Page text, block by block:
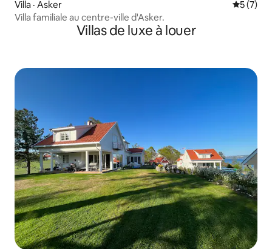
Villa · Asker Note
5 (7)
Villa familiale au centre-ville d'Asker.
Villas de luxe à louer